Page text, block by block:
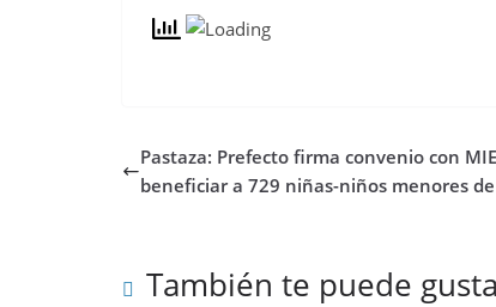
Pastaza: Prefecto firma convenio con
beneficiar a 729 niñas-niños menores
También te puede